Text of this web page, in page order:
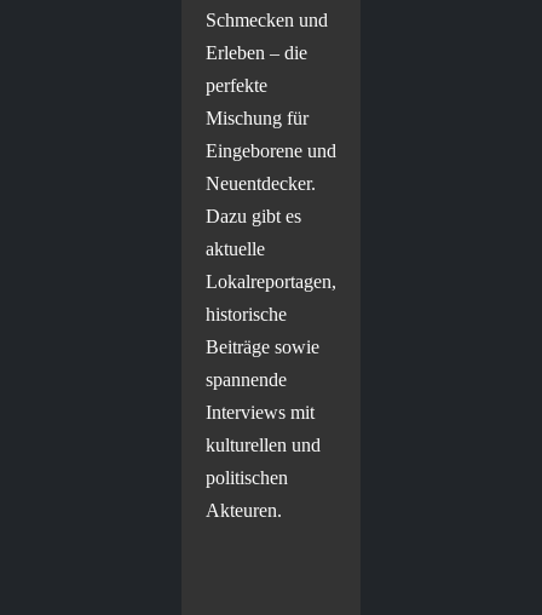
Schmecken und
Erleben – die
perfekte
Mischung für
Eingeborene und
Neuentdecker.
Dazu gibt es
aktuelle
Lokalreportagen,
historische
Beiträge sowie
spannende
Interviews mit
kulturellen und
politischen
Akteuren.